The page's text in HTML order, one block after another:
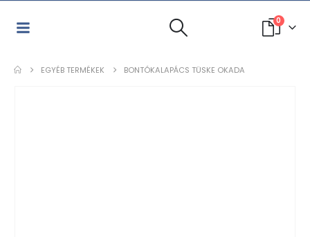
0
EGYÉB TERMÉKEK BONTÓKALAPÁCS TÜSKE OKADA